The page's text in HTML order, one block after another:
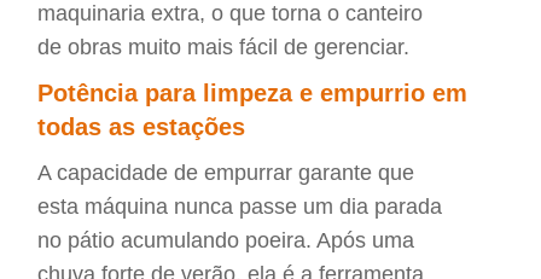
maquinaria extra, o que torna o canteiro
de obras muito mais fácil de gerenciar.
Potência para limpeza e empurrio em
todas as estações
A capacidade de empurrar garante que
esta máquina nunca passe um dia parada
no pátio acumulando poeira. Após uma